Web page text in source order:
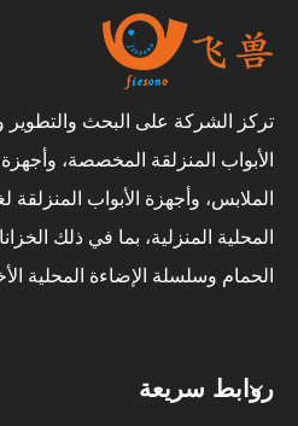
تركز الشركة على البحث والتطوير
الأبواب المنزلقة المخصصة، وأجهزة
الملابس، وأجهزة الأبواب المنزلقة
المحلية المنزلية، بما في ذلك
الحمام وسلسلة الإضاءة المحلية
روابط سريعة